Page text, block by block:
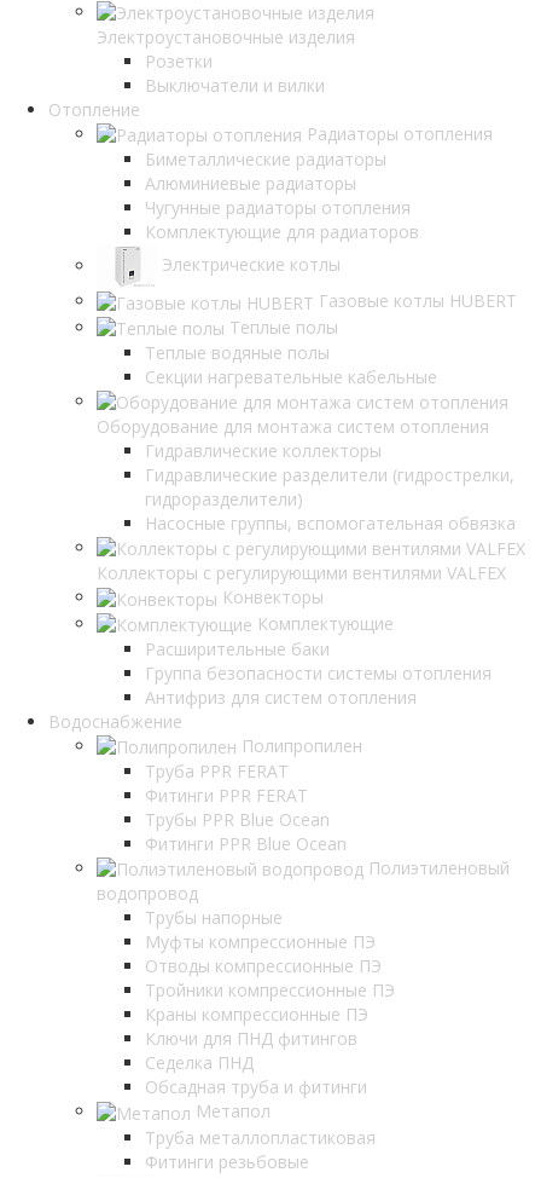
Электроустановочные изделия
Розетки
Выключатели и вилки
Отопление
Радиаторы отопления
Биметаллические радиаторы
Алюминиевые радиаторы
Чугунные радиаторы отопления
Комплектующие для радиаторов
Электрические котлы
Газовые котлы HUBERT
Теплые полы
Теплые водяные полы
Секции нагревательные кабельные
Оборудование для монтажа систем отопления
Гидравлические коллекторы
Гидравлические разделители (гидрострелки,
гидроразделители)
Насосные группы, вспомогательная обвязка
Коллекторы с регулирующими вентилями VALFEX
Конвекторы
Комплектующие
Расширительные баки
Группа безопасности системы отопления
Антифриз для систем отопления
Водоснабжение
Полипропилен
Труба PPR FERAT
Фитинги PPR FERAT
Трубы PPR Blue Ocean
Фитинги PPR Blue Ocean
Полиэтиленовый
водопровод
Трубы напорные
Муфты компрессионные ПЭ
Отводы компрессионные ПЭ
Тройники компрессионные ПЭ
Краны компрессионные ПЭ
Ключи для ПНД фитингов
Седелка ПНД
Обсадная труба и фитинги
Метапол
Труба металлопластиковая
Фитинги резьбовые